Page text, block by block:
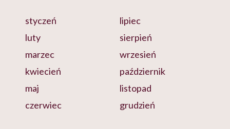
styczeń
luty
marzec
kwiecień
maj
czerwiec
lipiec
sierpień
wrzesień
październik
listopad
grudzień